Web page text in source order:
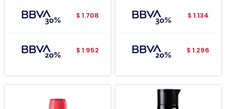
$ 1.708
$ 1.952
$ 1.134
$ 1.296